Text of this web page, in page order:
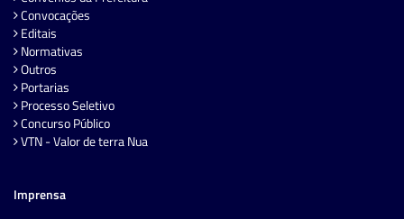
Convocações
Editais
Normativas
Outros
Portarias
Processo Seletivo
Concurso Público
VTN - Valor de terra Nua
Imprensa